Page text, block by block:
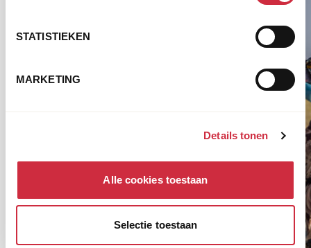
STATISTIEKEN
MARKETING
Details tonen
Alle cookies toestaan
Selectie toestaan